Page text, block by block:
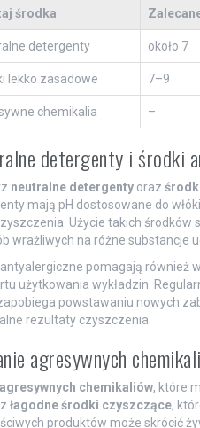
środka
detergenty około 7
lekko zasadowe 7–9
chemikalia –
detergenty i środki
neutralne detergentyoraz
mają pH dostosowane do
Użycie takich środków
wrażliwych na różne substancje
pomagają również
użytkowania wykładzin.
powstawaniu nowych
rezultaty czyszczenia.
agresywnych
agresywnych chemikaliów, które
łagodne środki czyszczące,
produktów może skrócić